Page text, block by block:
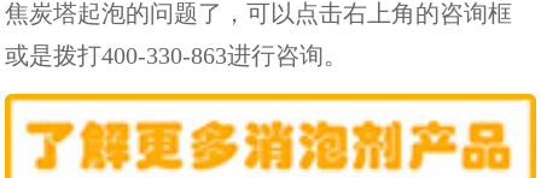
焦炭塔起泡的问题了，可以点击右上角的咨询框
或是拨打400-330-863进行咨询。